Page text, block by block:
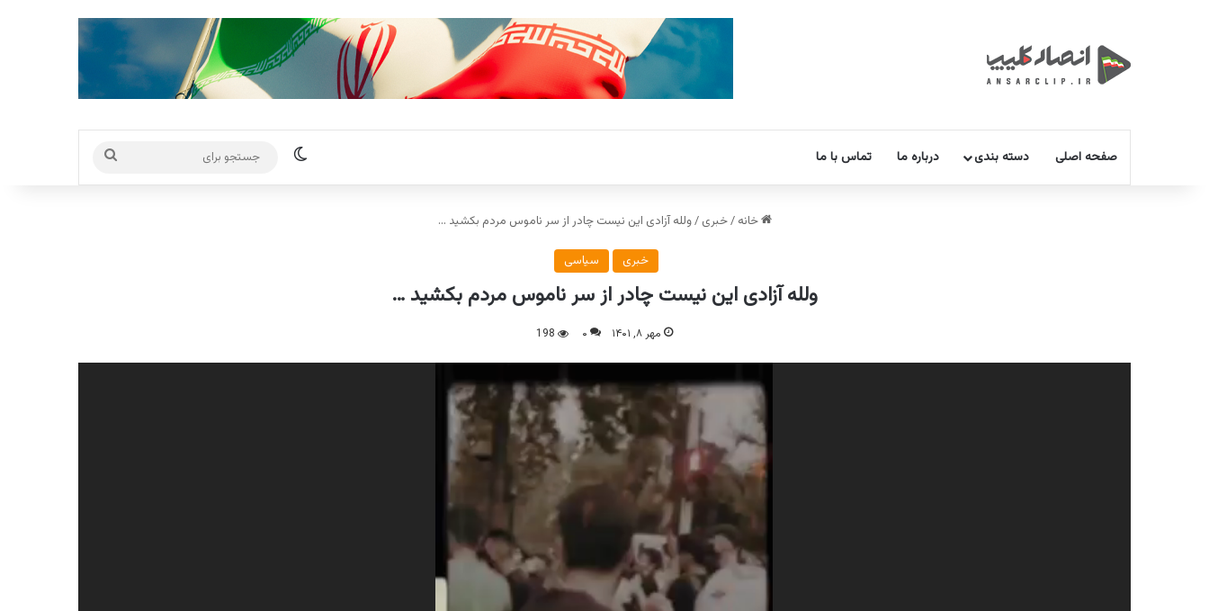
صفحه اصلی دسته بندی درباره ما تماس با ما تغییر پوسته
برای
خانه /خبری /ولله آزادی این نیست چادر از سر ناموس مردم بکشید …
خبری سیاسی
ولله آزادی این نیست چادر از سر ناموس مردم بکشید …
مهر ۸, ۱۴۰۱ ۰ 198
نمایشگر